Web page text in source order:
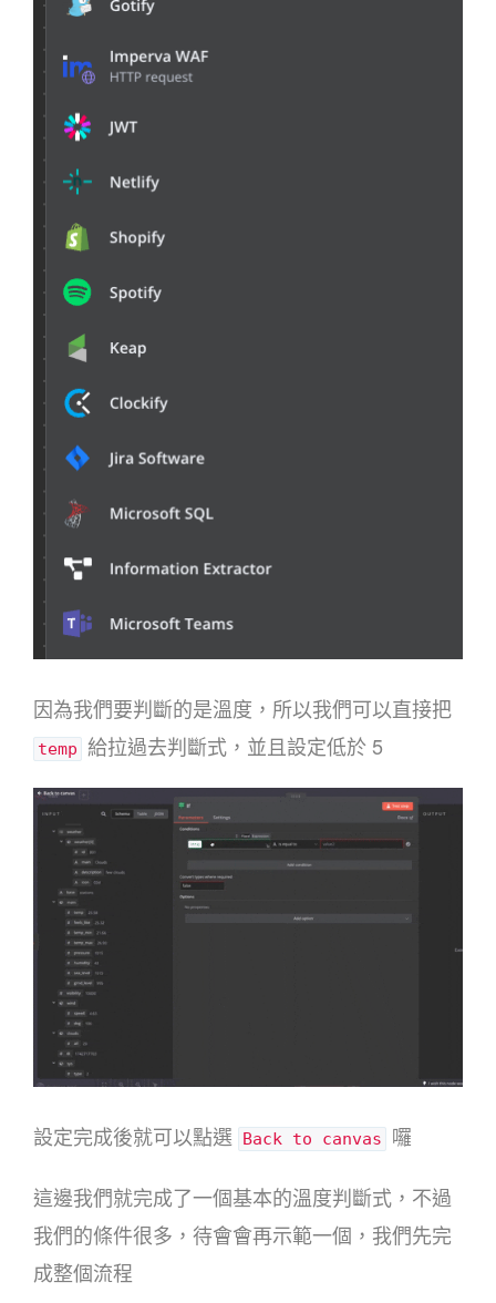
因為我們要判斷的是溫度，所以我們可以直接把
temp 給拉過去判斷式，並且設定低於 5
設定完成後就可以點選 Back to canvas 囉
這邊我們就完成了一個基本的溫度判斷式，不過
我們的條件很多，待會會再示範一個，我們先完
成整個流程